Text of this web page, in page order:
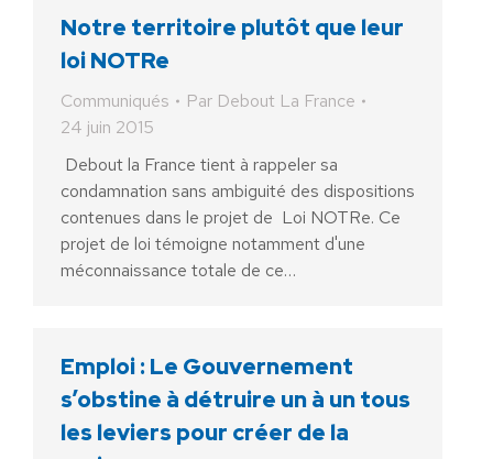
Notre territoire plutôt que leur
loi NOTRe
Communiqués Par Debout La France
24 juin 2015
Debout la France tient à rappeler sa
condamnation sans ambiguité des dispositions
contenues dans le projet de Loi NOTRe. Ce
projet de loi témoigne notamment d'une
méconnaissance totale de ce…
Emploi : Le Gouvernement
s’obstine à détruire un à un tous
les leviers pour créer de la